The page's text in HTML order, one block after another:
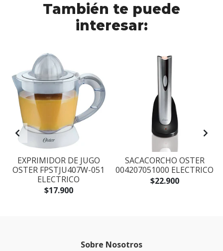
También te puede
interesar:
EXPRIMIDOR DE JUGO
OSTER FPSTJU407W-051
ELECTRICO
$17.900
SACACORCHO OSTER
004207051000 ELECTRICO
$22.900
Sobre Nosotros